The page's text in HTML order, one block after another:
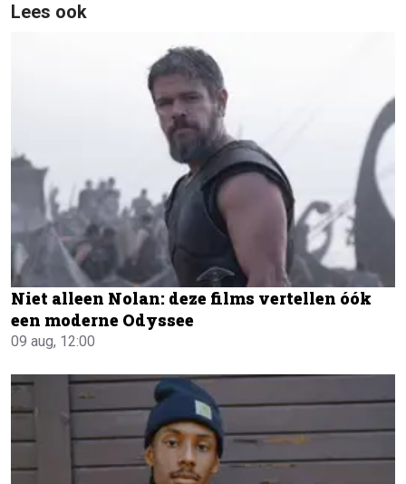
Lees ook
Niet alleen Nolan: deze films vertellen óók
een moderne Odyssee
09 aug, 12:00